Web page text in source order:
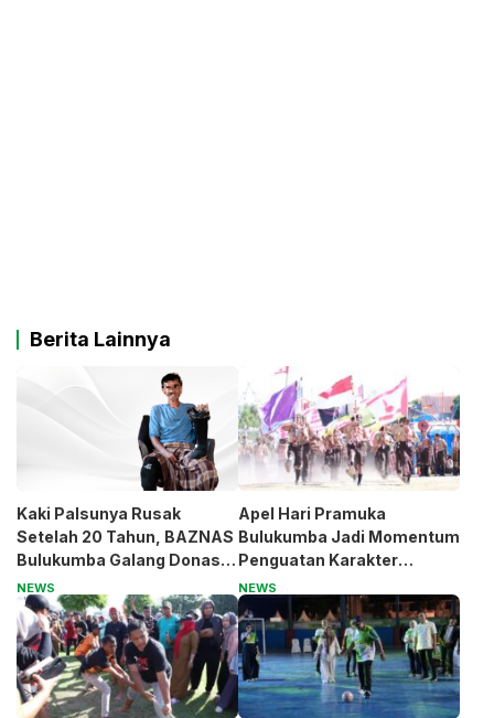
Berita Lainnya
Kaki Palsunya Rusak
Setelah 20 Tahun, BAZNAS
Bulukumba Galang Donasi
untuk Pak Pardi
NEWS
Apel Hari Pramuka
Bulukumba Jadi Momentum
Penguatan Karakter
Generasi Muda
NEWS